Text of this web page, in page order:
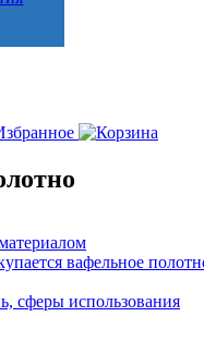
вафельное
сферы использования